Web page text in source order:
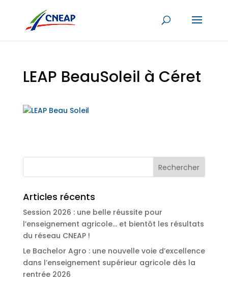
LEAP BeauSoleil à Céret
Articles récents
Session 2026 : une belle réussite pour
l’enseignement agricole… et bientôt les résultats
du réseau CNEAP !
Le Bachelor Agro : une nouvelle voie d’excellence
dans l’enseignement supérieur agricole dès la
rentrée 2026